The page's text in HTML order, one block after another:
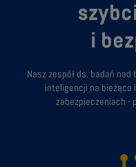
i
Nasz zespół ds. badań
inteligencji na bieżąco
zabezpieczeniach -